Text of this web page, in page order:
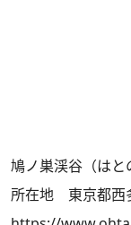
鳩ノ巣渓谷（はと
所在地 東京都西